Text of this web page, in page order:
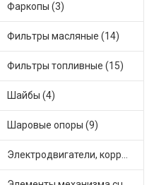
Фаркопы (3)
Фильтры масляные (14)
Фильтры топливные (15)
Шайбы (4)
Шаровые опоры (9)
Электродвигатели, корректоры и приводы автомобильн (30)